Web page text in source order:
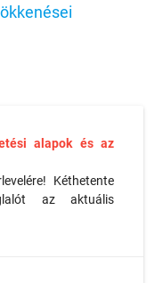
alapok és az
Kéthetente
az aktuális